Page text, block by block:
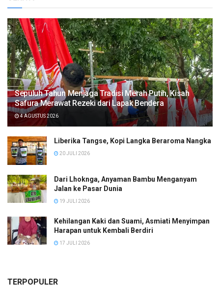
Sepuluh Tahun Menjaga Tradisi Merah Putih, Kisah
Safura Merawat Rezeki dari Lapak Bendera
4 AGUSTUS 2026
Liberika Tangse, Kopi Langka Beraroma Nangka
20 JULI 2026
Dari Lhoknga, Anyaman Bambu Menganyam
Jalan ke Pasar Dunia
19 JULI 2026
Kehilangan Kaki dan Suami, Asmiati Menyimpan
Harapan untuk Kembali Berdiri
17 JULI 2026
TERPOPULER